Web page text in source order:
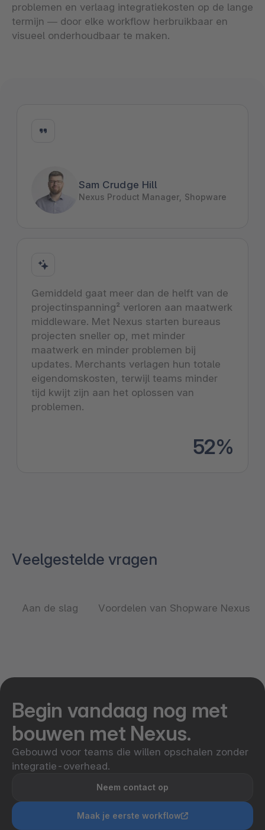
problemen en verlaag integratiekosten op de lange
termijn — door elke workflow herbruikbaar en
visueel onderhoudbaar te maken.
Sam Crudge Hill
Nexus Product Manager, Shopware
Gemiddeld gaat meer dan de helft van de
projectinspanning² verloren aan maatwerk
middleware. Met Nexus starten bureaus
projecten sneller op, met minder
maatwerk en minder problemen bij
updates. Merchants verlagen hun totale
eigendomskosten, terwijl teams minder
tijd kwijt zijn aan het oplossen van
problemen.
52%
Veelgestelde vragen
Aan de slag Voordelen van Shopware Nexus
Begin vandaag nog met
bouwen met Nexus.
Gebouwd voor teams die willen opschalen zonder
integratie-overhead.
Neem contact op
Maak je eerste workflow